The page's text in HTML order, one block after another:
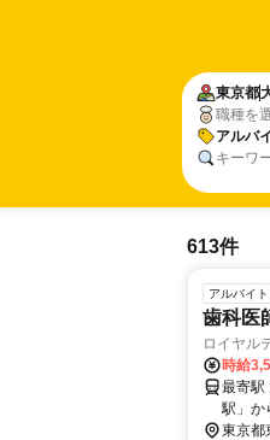
東京都
職種を
アルバ
キーワ
613件
アルバイ
歯科医
ロイヤル
時給
最寄駅 大森海岸駅 交通アクセ
駅」か
東京都